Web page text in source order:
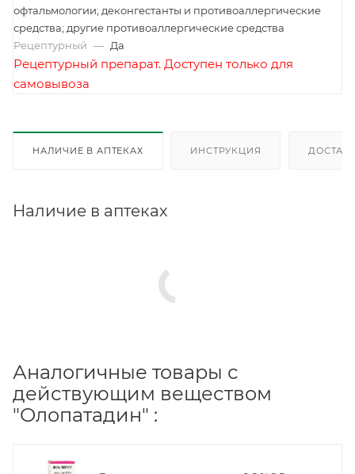
офтальмологии; деконгестанты и противоаллергические
средства; другие противоаллергические средства
Рецептурный — Да
Рецептурный препарат. Доступен только для
самовывоза
НАЛИЧИЕ В АПТЕКАХ ИНСТРУКЦИЯ
Наличие в аптеках
Аналогичные товары с
действующим веществом
"Олопатадин" :